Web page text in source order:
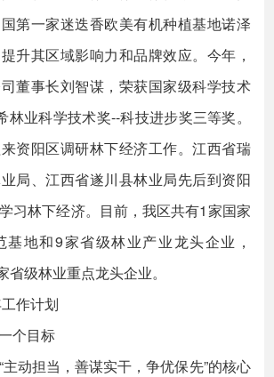
第一家迷迭香欧美有机种植基地诺泽
升其区域影响力和品牌效应。今年，
董事长刘智谋，荣获国家级科学技术
林业科学技术奖--科技进步奖三等奖。
资阳区调研林下经济工作。江西省瑞
局、江西省遂川县林业局先后到资阳
习林下经济。目前，我区共有1家国家
基地和9家省级林业产业龙头企业，
级林业重点龙头企业。
作计划
个目标
动担当，善谋实干，争优保先”的核心